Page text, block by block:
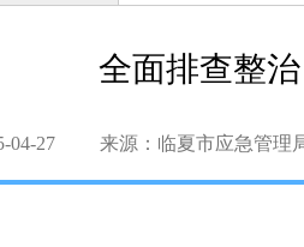
全面排查整
04-27 来源：临夏市应急管理